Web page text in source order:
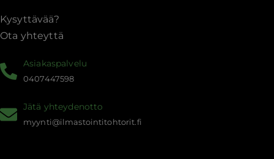
Kysyttävää?
Ota yhteyttä
Asiakaspalvelu
0407447598
Jätä yhteydenotto
myynti@ilmastointitohtorit.fi